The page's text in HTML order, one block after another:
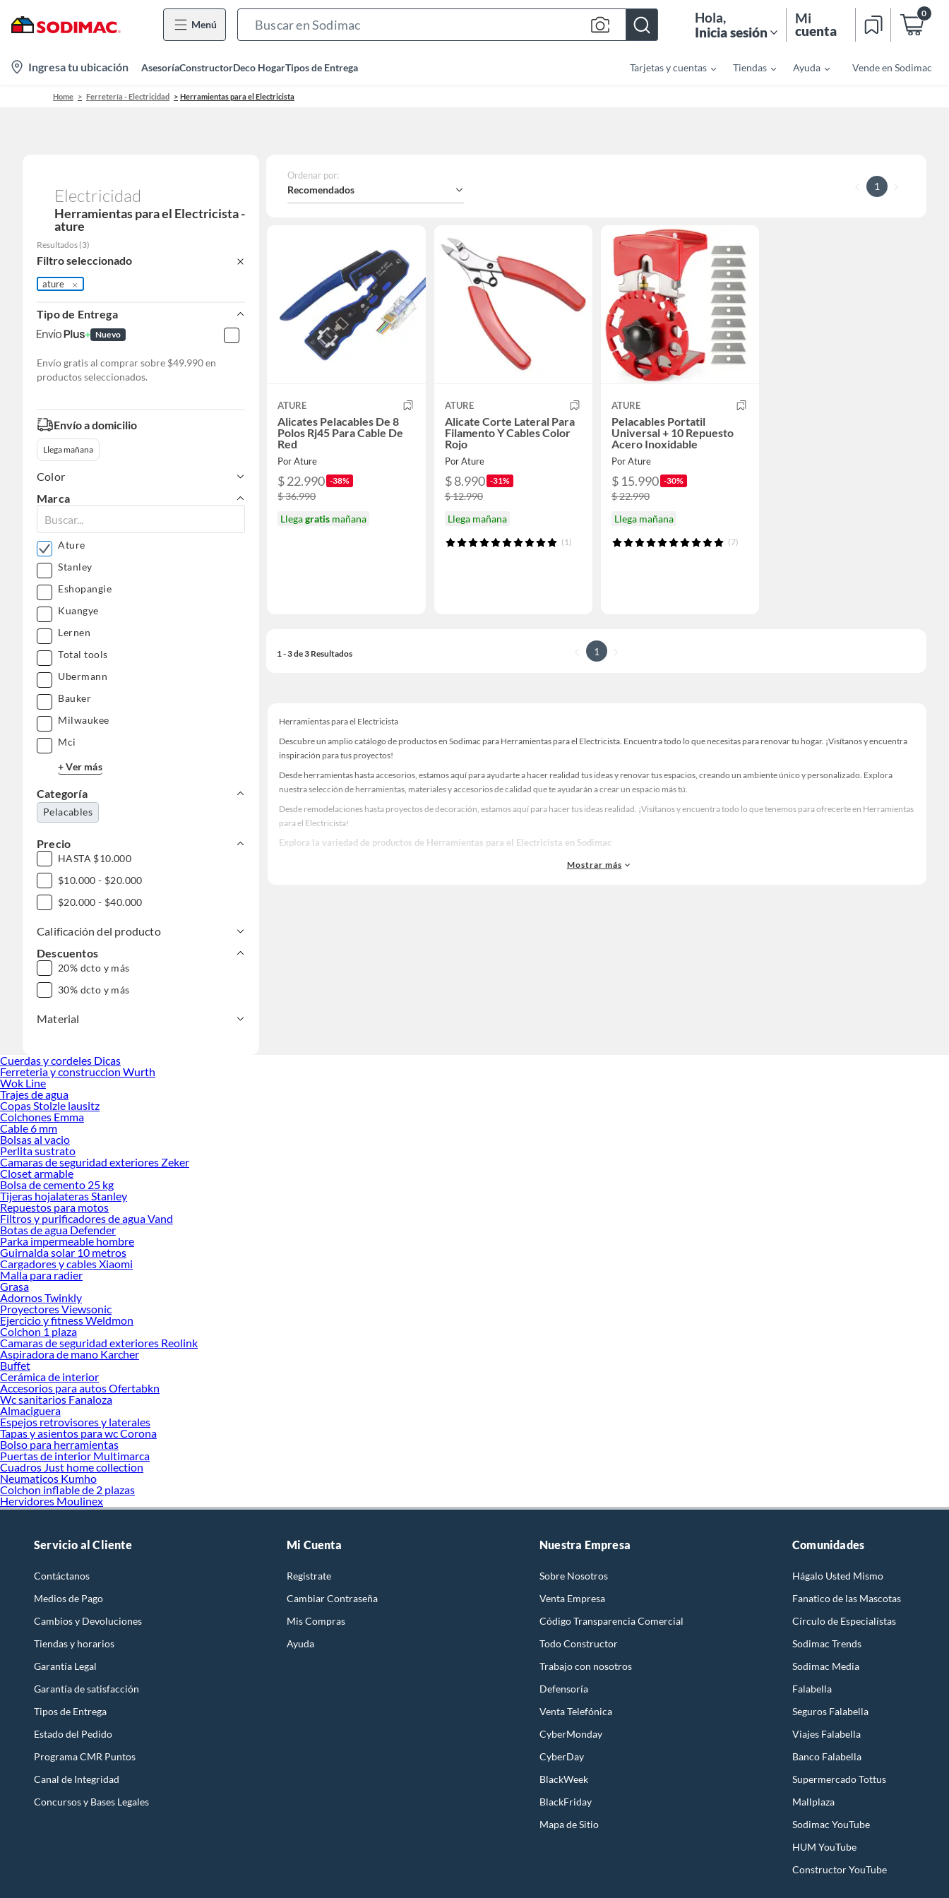
Menú
Bar
Hola,
Inicia sesión
Mi
cuenta
0
location-
icon
Ingresa tu ubicación AsesoríaConstructorDeco HogarTipos de Entrega Tarjetas y cuentas Tiendas Ayuda Vende en Sodimac
Home Ferretería - Electricidad Herramientas para el Electricista
Electricidad
Herramientas para el Electricista -
ature
Resultados (3)
Filtro seleccionado
ature
Tipo de Entrega
Nuevo
Envío gratis al comprar sobre $49.990 en
productos seleccionados.
Envío a domicilio
Llega mañana
Color
Marca
Ature
Stanley
Eshopangie
Kuangye
Lernen
Total tools
Ubermann
Bauker
Milwaukee
Mci
+ Ver más
Categoría
Pelacables
Precio
HASTA $10.000
$10.000 - $20.000
$20.000 - $40.000
Calificación del producto
Descuentos
20% dcto y más
30% dcto y más
Material
Ordenar por:
Recomendados 1
ATURE
Alicates Pelacables De 8
Polos Rj45 Para Cable De
Red
Por Ature
$ 22.990 -38%
$ 36.990
Llegagratis mañana
ATURE
Alicate Corte Lateral Para
Filamento Y Cables Color
Rojo
Por Ature
$ 8.990 -31%
$ 12.990
Llega mañana
(1)
ATURE
Pelacables Portatil
Universal + 10 Repuesto
Acero Inoxidable
Por Ature
$ 15.990 -30%
$ 22.990
Llega mañana
(7)
1 - 3 de 3 Resultados 1
Herramientas para el Electricista
Descubre un amplio catálogo de productos en Sodimac para Herramientas para el Electricista. Encuentra todo lo que necesitas para renovar tu hogar. ¡Visítanos y encuentra
inspiración para tus proyectos!
Desde herramientas hasta accesorios, estamos aquí para ayudarte a hacer realidad tus ideas y renovar tus espacios, creando un ambiente único y personalizado. Explora
nuestra selección de herramientas, materiales y accesorios de calidad que te ayudarán a crear un espacio más tú.
Desde remodelaciones hasta proyectos de decoración, estamos aquí para hacer tus ideas realidad. ¡Visítanos y encuentra todo lo que tenemos para ofrecerte en Herramientas
para el Electricista!
Explora la variedad de productos de Herramientas para el Electricista en Sodimac
Herramientas, materiales y accesorios de calidad para tus proyectos y renovación de espacios. ¡Visítanos y descubre todo lo que tenemos para ofrecerte!
Mostrar más
Cuerdas y cordeles Dicas
Ferreteria y construccion Wurth
Wok Line
Trajes de agua
Copas Stolzle lausitz
Colchones Emma
Cable 6 mm
Bolsas al vacio
Perlita sustrato
Camaras de seguridad exteriores Zeker
Closet armable
Bolsa de cemento 25 kg
Tijeras hojalateras Stanley
Repuestos para motos
Filtros y purificadores de agua Vand
Botas de agua Defender
Parka impermeable hombre
Guirnalda solar 10 metros
Cargadores y cables Xiaomi
Malla para radier
Grasa
Adornos Twinkly
Proyectores Viewsonic
Ejercicio y fitness Weldmon
Colchon 1 plaza
Camaras de seguridad exteriores Reolink
Aspiradora de mano Karcher
Buffet
Cerámica de interior
Accesorios para autos Ofertabkn
Wc sanitarios Fanaloza
Almaciguera
Espejos retrovisores y laterales
Tapas y asientos para wc Corona
Bolso para herramientas
Puertas de interior Multimarca
Cuadros Just home collection
Neumaticos Kumho
Colchon inflable de 2 plazas
Hervidores Moulinex
Servicio al Cliente
Contáctanos
Medios de Pago
Cambios y Devoluciones
Tiendas y horarios
Garantía Legal
Garantía de satisfacción
Tipos de Entrega
Estado del Pedido
Programa CMR Puntos
Canal de Integridad
Concursos y Bases Legales
Mi Cuenta
Registrate
Cambiar Contraseña
Mis Compras
Ayuda
Nuestra Empresa
Sobre Nosotros
Venta Empresa
Código Transparencia Comercial
Todo Constructor
Trabajo con nosotros
Defensoría
Venta Telefónica
CyberMonday
CyberDay
BlackWeek
BlackFriday
Mapa de Sitio
Comunidades
Hágalo Usted Mismo
Fanatico de las Mascotas
Círculo de Especialístas
Sodimac Trends
Sodimac Media
Falabella
Seguros Falabella
Viajes Falabella
Banco Falabella
Supermercado Tottus
Mallplaza
Sodimac YouTube
HUM YouTube
Constructor YouTube